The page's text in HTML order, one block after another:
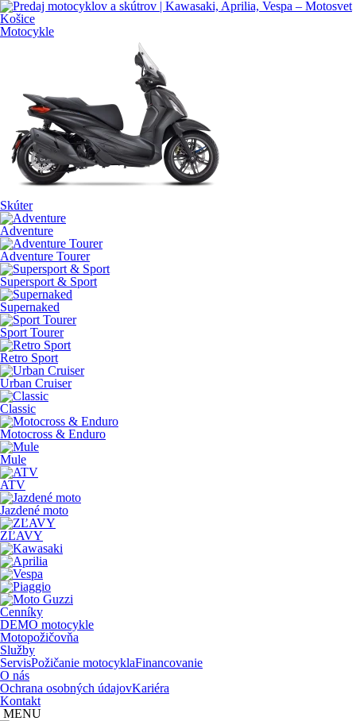
Motocykle
Skúter
Adventure
Adventure Tourer
Supersport & Sport
Supernaked
Sport Tourer
Retro Sport
Urban Cruiser
Classic
Motocross & Enduro
Mule
ATV
Jazdené moto
ZĽAVY
Cenníky
DEMO motocykle
Motopožičovňa
Služby
ServisPožičanie motocyklaFinancovanie
O nás
Ochrana osobných údajovKariéra
Kontakt
MENU